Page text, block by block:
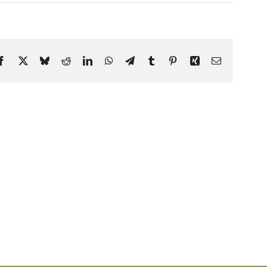
Facebook
X BlueskyRedditLinkedInWhatsApp
TelegramTumblr PinterestXing Email